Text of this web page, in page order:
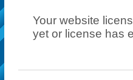
Your website
yet or license has